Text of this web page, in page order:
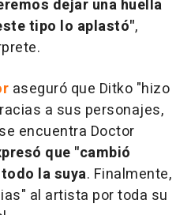
dejar una huella
tipo lo aplastó",
aseguró que Ditko "hizo
a sus personajes,
encuentra Doctor
que "cambió
la suya. Finalmente,
al artista por toda su